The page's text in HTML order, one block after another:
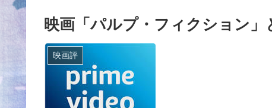
映画「パルプ・フィクション
映画評